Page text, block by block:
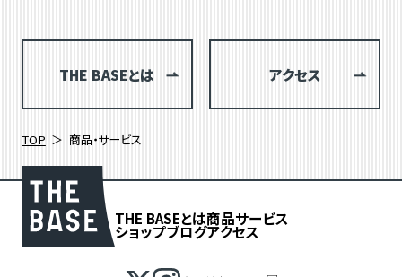
THE BASEとは アクセス
TOP 商品・サービス
THE BASEとは商品サービス
ショップブログアクセス